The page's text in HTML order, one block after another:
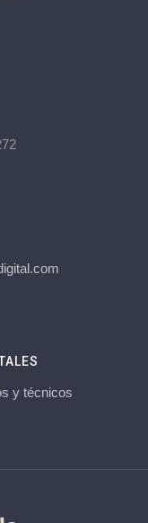
y técnicos